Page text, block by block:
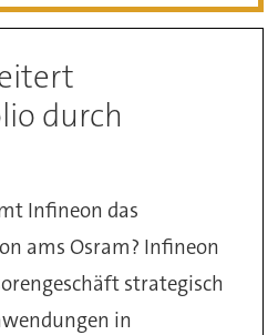
durch
Infineon das
ams Osram? Infineon
strategisch
in